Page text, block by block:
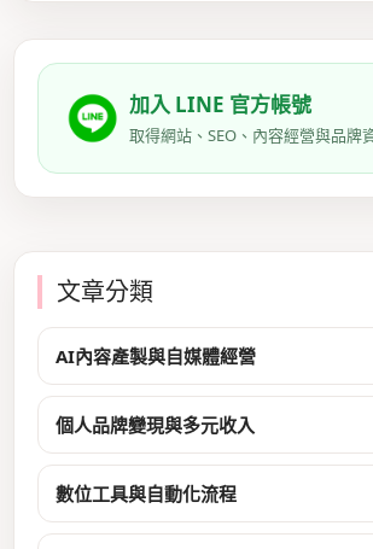
加入 LINE 官方帳號
取得網站、SEO、內容經營與品牌
文章分類
AI內容產製與自媒體經營
個人品牌變現與多元收入
數位工具與自動化流程